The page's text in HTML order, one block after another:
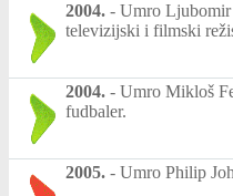
2004. - Umro Ljubomir
televizijski i filmski
2004. - Umro Mikloš
fudbaler.
2005. - Umro Philip